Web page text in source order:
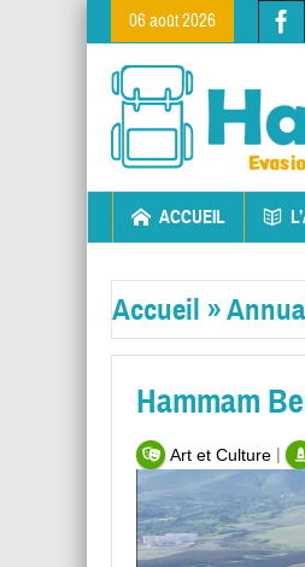
06 août 2026
ACCUEIL
Accueil »
Hammam
Art et Culture |